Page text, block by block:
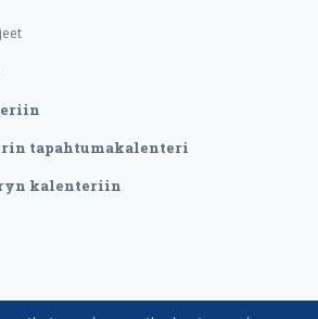
tapahtumakalenteri
kalenteriin